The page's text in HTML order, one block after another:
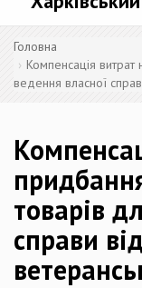
Головна
Компенсація
ведення власної
товарів
справи